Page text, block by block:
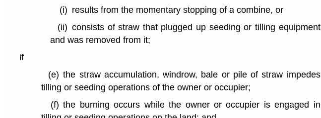
(i) results from the momentary stopping of a combine, or
(ii) consists of straw that plugged up seeding or tilling equipment
and was removed from it;
if
(e) the straw accumulation, windrow, bale or pile of straw impedes
tilling or seeding operations of the owner or occupier;
(f) the burning occurs while the owner or occupier is engaged in